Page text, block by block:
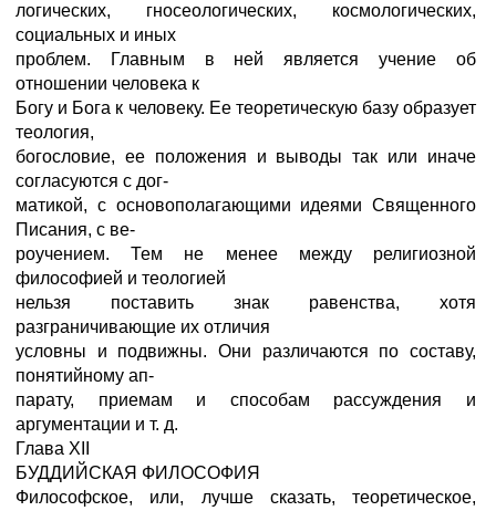
логических, гносеологических, космологических,
социальных и иных
проблем. Главным в ней является учение об
отношении человека к
Богу и Бога к человеку. Ее теоретическую базу образует
теология,
богословие, ее положения и выводы так или иначе
согласуются с дог-
матикой, с основополагающими идеями Священного
Писания, с ве-
роучением. Тем не менее между религиозной
философией и теологией
нельзя поставить знак равенства, хотя
разграничивающие их отличия
условны и подвижны. Они различаются по составу,
понятийному ап-
парату, приемам и способам рассуждения и
аргументации и т. д.
Глава XII
БУДДИЙСКАЯ ФИЛОСОФИЯ
Философское, или, лучше сказать, теоретическое,